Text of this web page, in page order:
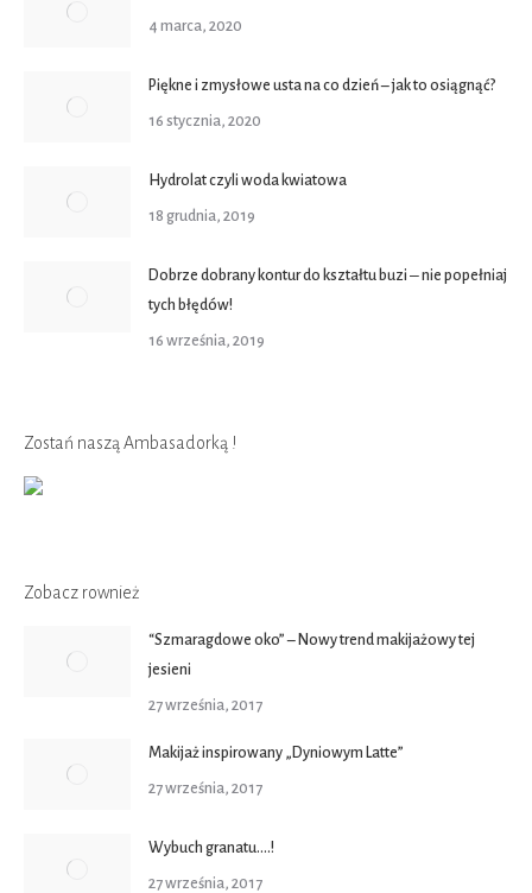
4 marca, 2020
Piękne i zmysłowe usta na co dzień – jak to osiągnąć?
16 stycznia, 2020
Hydrolat czyli woda kwiatowa
18 grudnia, 2019
Dobrze dobrany kontur do kształtu buzi ‒ nie popełniaj
tych błędów!
16 września, 2019
Zostań naszą Ambasadorką !
Zobacz rownież
“Szmaragdowe oko” – Nowy trend makijażowy tej
jesieni
27 września, 2017
Makijaż inspirowany „Dyniowym Latte”
27 września, 2017
Wybuch granatu….!
27 września, 2017